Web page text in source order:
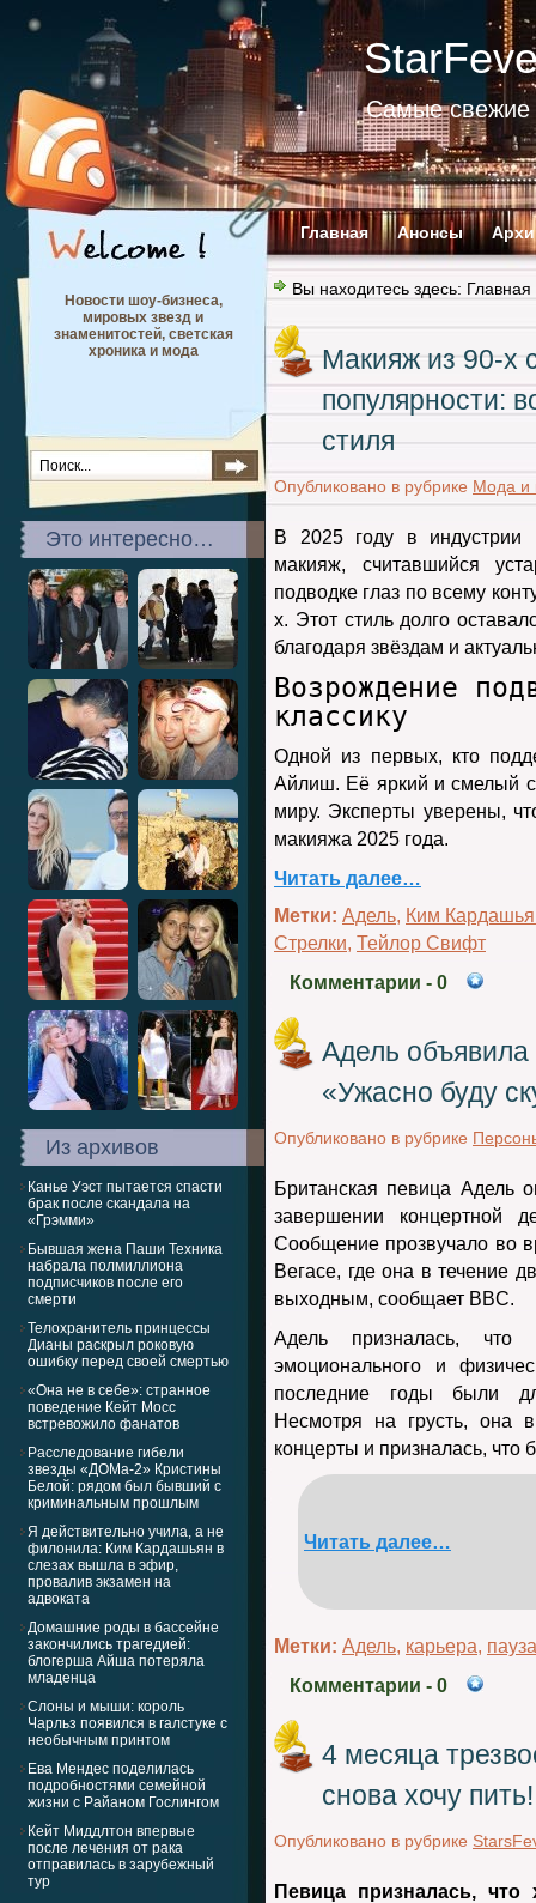
Самые свежие
Главная Анонсы
Новости шоу-бизнеса,
мировых звезд и
знаменитостей, светская
хроника и мода
Это интересно…
Из архивов
Канье Уэст пытается спасти
брак после скандала на
«Грэмми»
Бывшая жена Паши Техника
набрала полмиллиона
подписчиков после его
смерти
Телохранитель принцессы
Дианы раскрыл роковую
ошибку перед своей смертью
«Она не в себе»: странное
поведение Кейт Мосс
встревожило фанатов
Расследование гибели
звезды «ДОМа-2» Кристины
Белой: рядом был бывший с
криминальным прошлым
Я действительно учила, а не
филонила: Ким Кардашьян в
слезах вышла в эфир,
провалив экзамен на
адвоката
Домашние роды в бассейне
закончились трагедией:
блогерша Айша потеряла
младенца
Слоны и мыши: король
Чарльз появился в галстуке с
необычным принтом
Ева Мендес поделилась
подробностями семейной
жизни с Райаном Гослингом
Кейт Миддлтон впервые
после лечения от рака
отправилась в зарубежный
тур
Вы находитесь здесь: Главная
Макияж из 90-х
популярности:
стиля
Опубликовано в рубрике Мода и
В 2025 году в индустрии
макияж, считавшийся
подводке глаз по всему
х. Этот стиль долго
благодаря звёздам и
Возрождение
классику
Одной из первых, кто
Айлиш. Её яркий и смелый
миру. Эксперты уверены,
макияжа 2025 года.
Читать далее…
Метки: Адель, Ким
Стрелки, Тейлор Свифт
Комментарии - 0
Адель объявила
«Ужасно буду
Опубликовано в рубрике
Британская певица Адель
завершении концертной
Сообщение прозвучало во
Вегасе, где она в течение
выходным, сообщает BBC.
Адель призналась, что
эмоционального и
последние годы были
Несмотря на грусть, она
концерты и призналась, что
Читать далее…
Метки: Адель, карьера, пауза
Комментарии - 0
4 месяца
снова хочу пить!
Опубликовано в рубрике
Певица призналась,